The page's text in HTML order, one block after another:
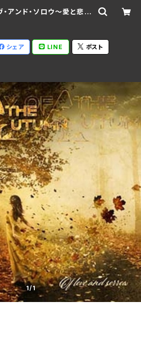
・アンド・ソロウ～愛と悲し
シェア LINE ポスト
1/1